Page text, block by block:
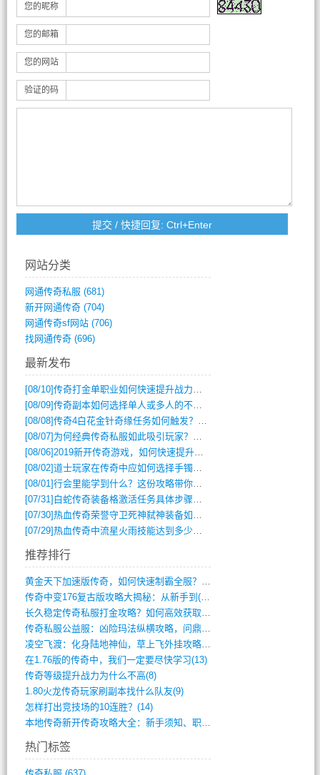
您的昵称
您的邮箱
您的网站
验证的码
网站分类
网通传奇私服 (681)
新开网通传奇(704)
网通传奇sf网站(706)
找网通传奇(696)
最新发布
[08/10]传奇打金单职业如何快速提升战力与装备获取？
[08/09]传奇副本如何选择单人或多人的不同模式？
[08/08]传奇4白花金针奇缘任务如何触发？完整攻略解析
[08/07] 为何经典传奇私服如此吸引玩家？深度攻略解析
[08/06]2019新开传奇游戏，如何快速提升角色等级？
[08/02]道士玩家在传奇中应如何选择手镯装备？
[08/01]行会里能学到什么？这份攻略带你全掌握
[07/31] 白蛇传奇装备格激活任务具体步骤是什么？如何完成？
[07/30]热血传奇荣誉守卫死神弑神装备如何获取与佩戴攻略？
[07/29]热血传奇中流星火雨技能达到多少级可以开始练装备？
推荐排行
黄金天下加速版传奇，如何快速制霸全服？(948)
传奇中变176复古版攻略大揭秘：从新手到(344)
长久稳定传奇私服打金攻略？如何高效获取资(415)
传奇私服公益服：凶险玛法纵横攻略，问鼎巅(840)
凌空飞渡：化身陆地神仙，草上飞外挂攻略(341)
在1.76版的传奇中，我们一定要尽快学习(13)
传奇等级提升战力为什么不高(8)
1.80火龙传奇玩家刷副本找什么队友(9)
怎样打出竞技场的10连胜？(14)
本地传奇新开传奇攻略大全：新手须知、职业(568)
热门标签